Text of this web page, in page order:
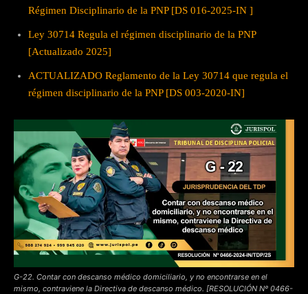
Régimen Disciplinario de la PNP [DS 016-2025-IN ]
Ley 30714 Regula el régimen disciplinario de la PNP
[Actualizado 2025]
ACTUALIZADO Reglamento de la Ley 30714 que regula el
régimen disciplinario de la PNP [DS 003-2020-IN]
G-22. Contar con descanso médico domiciliario, y no encontrarse en el
mismo, contraviene la Directiva de descanso médico. [RESOLUCIÓN Nº 0466-